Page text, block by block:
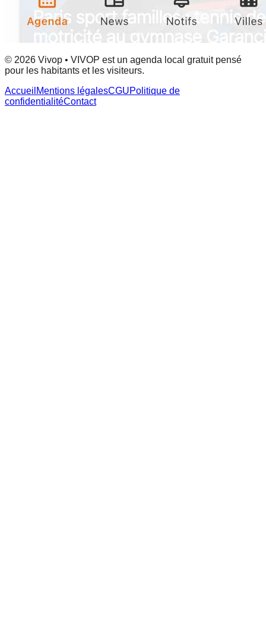
© 2026 Vivop • VIVOP est un agenda local gratuit pensé
pour les habitants et les visiteurs.
Accueil Mentions légalesCGUPolitique de
confidentialitéContact